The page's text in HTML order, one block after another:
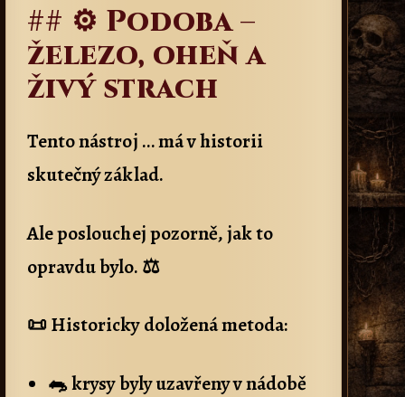
## ⚙️ Podoba –
železo, oheň a
živý strach
Tento nástroj … má v historii
skutečný základ.
Ale poslouchej pozorně, jak to
opravdu bylo. ⚖️
📜 Historicky doložená metoda:
🐀 krysy byly uzavřeny v nádobě